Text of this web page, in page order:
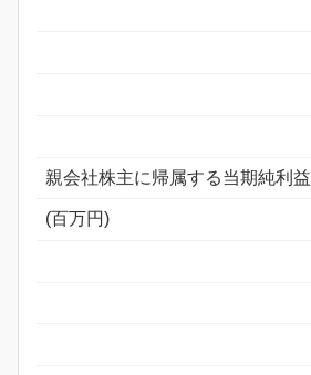
親会社株主に帰属する当期純利益
(百万円)